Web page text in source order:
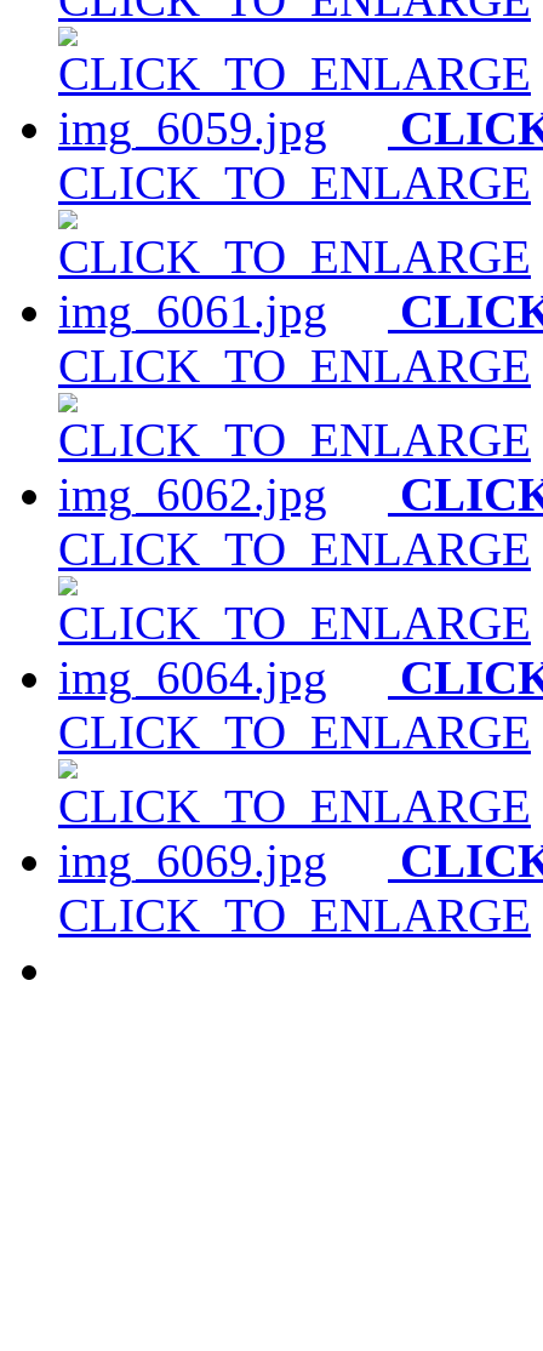
CLICK_TO_ENLARGE
CLICK_TO_ENLARGE
CLICK_TO_ENLARGE
CLICK_TO_ENLARGE
CLICK_TO_ENLARGE